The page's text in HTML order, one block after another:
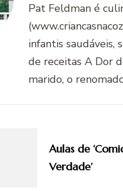
Pat Feldman é
infantis saudáveis,
de receitas A Dor
marido, o
Aulas de
Verdade’